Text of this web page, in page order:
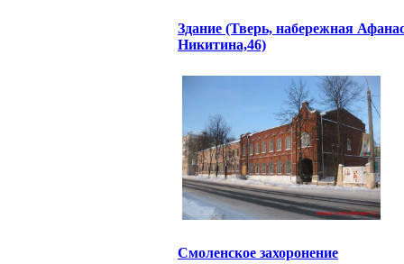
Здание (Тверь, набережная
Никитина,46)
Смоленское захоронение